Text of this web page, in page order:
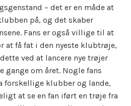
– det er en måde at
på, og det skaber
Fans er også villige til at
at få fat i den nyeste klubtrøje,
ved at lancere nye trøjer
gange om året. Nogle fans
forskellige klubber og lande,
at se en fan iført en trøje fra